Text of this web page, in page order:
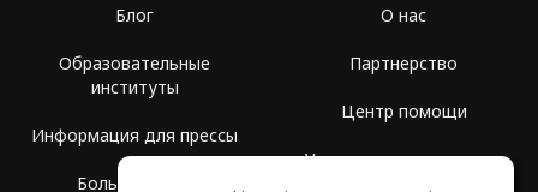
Блог
Образовательные
институты
Информация для прессы
Больше Групп
О нас
Партнерство
Центр помощи
Условия использования